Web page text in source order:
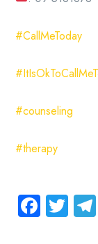
#CallMeToday
#counseling
#therapy